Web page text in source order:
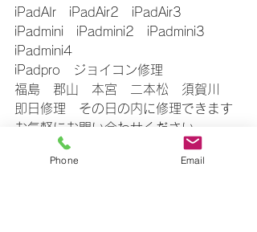
iPadAIr　iPadAir2　iPadAir3
iPadmini　iPadmini2　iPadmini3
iPadmini4
iPadpro　ジョイコン修理
福島　郡山　本宮　二本松　須賀川
即日修理　その日の内に修理できます
お気軽にお問い合わせください
▼△▼△▼△▼△▼△▼△▼△▼△▼
Phone Email